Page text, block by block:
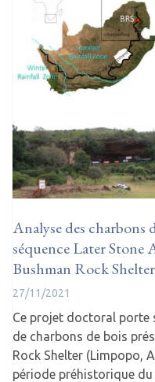
Analyse des charbons
séquence Later Stone
Bushman Rock
27/11/2021
Ce projet doctoral porte
de charbons de bois
Rock Shelter (Limpopo,
période préhistorique du